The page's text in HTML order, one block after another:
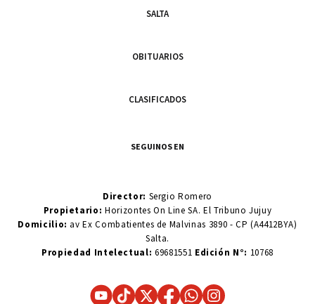
SALTA
OBITUARIOS
CLASIFICADOS
SEGUINOS EN
Director: Sergio Romero
Propietario:Horizontes On Line SA. El Tribuno Jujuy
Domicilio: av Ex Combatientes de Malvinas 3890 - CP (A4412BYA)
Salta.
Propiedad Intelectual: 69681551 Edición N°: 10768